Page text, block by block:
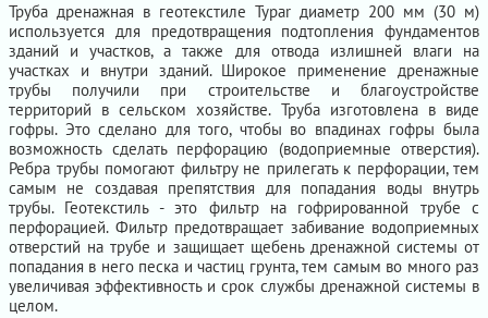
Труба дренажная в геотекстиле Typar диаметр 200 мм (30 м)
используется для предотвращения подтопления фундаментов
зданий и участков, а также для отвода излишней влаги на
участках и внутри зданий. Широкое применение дренажные
трубы получили при строительстве и благоустройстве
территорий в сельском хозяйстве. Труба изготовлена в виде
гофры. Это сделано для того, чтобы во впадинах гофры была
возможность сделать перфорацию (водоприемные отверстия).
Ребра трубы помогают фильтру не прилегать к перфорации, тем
самым не создавая препятствия для попадания воды внутрь
трубы. Геотекстиль - это фильтр на гофрированной трубе с
перфорацией. Фильтр предотвращает забивание водоприемных
отверстий на трубе и защищает щебень дренажной системы от
попадания в него песка и частиц грунта, тем самым во много раз
увеличивая эффективность и срок службы дренажной системы в
целом.